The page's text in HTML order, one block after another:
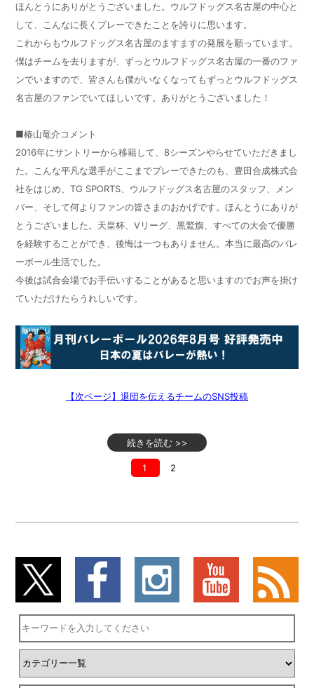
ほんとうにありがとうございました。ウルフドッグス名古屋の中心と
して、こんなに長くプレーできたことを誇りに思います。
これからもウルフドッグス名古屋のますますの発展を願っています。
僕はチームを去りますが、ずっとウルフドッグス名古屋の一番のファ
ンでいますので、皆さんも僕がいなくなってもずっとウルフドッグス
名古屋のファンでいてほしいです。ありがとうございました！
■椿山竜介コメント
2016年にサントリーから移籍して、8シーズンやらせていただきまし
た。こんな平凡な選手がここまでプレーできたのも、豊田合成株式会
社をはじめ、TG SPORTS、ウルフドッグス名古屋のスタッフ、メン
バー、そして何よりファンの皆さまのおかげです。ほんとうにありが
とうございました。天皇杯、Vリーグ、黒鷲旗、すべての大会で優勝
を経験することができ、後悔は一つもありません。本当に最高のバレ
ーボール生活でした。
今後は試合会場でお手伝いすることがあると思いますのでお声を掛け
ていただけたらうれしいです。
【次ページ】退団を伝えるチームのSNS投稿
続きを読む >>
1 2